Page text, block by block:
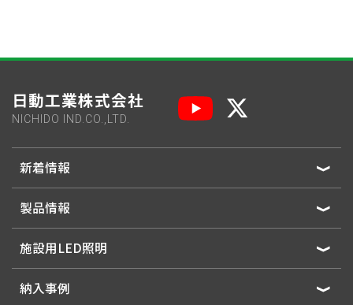
日動工業株式会社
NICHIDO IND.CO.,LTD.
新着情報
製品情報
施設用LED照明
納入事例